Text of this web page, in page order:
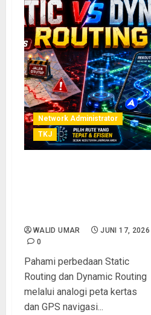
Network Administrator
TKJ
WALID UMAR
JUNI 17, 2026
0
Pahami perbedaan Static
Routing dan Dynamic Routing
melalui analogi peta kertas
dan GPS navigasi...